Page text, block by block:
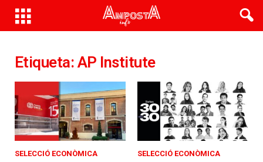
Etiqueta: AP Institute
SELECCIÓ ECONÒMICA SELECCIÓ ECONÒMICA